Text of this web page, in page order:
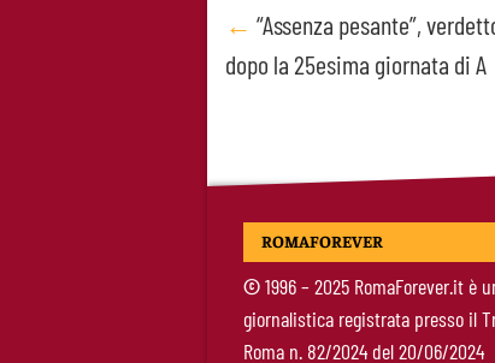
Post
navigation
← “Assenza pesante”,
dopo la 25esima giornata di A
ROMAFOREVER
©1996 – 2025 RomaForever.it è
giornalistica registrata presso il
Roma n. 82/2024 del 20/06/2024